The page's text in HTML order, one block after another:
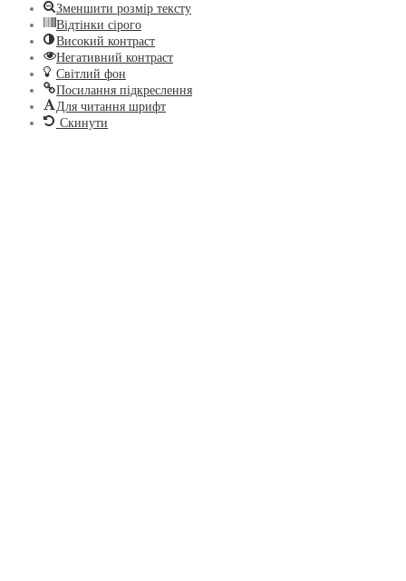
Зменшити розмір тексту
Відтінки сірого
Високий контраст
Негативний контраст
Світлий фон
Посилання підкреслення
Для читання шрифт
Скинути